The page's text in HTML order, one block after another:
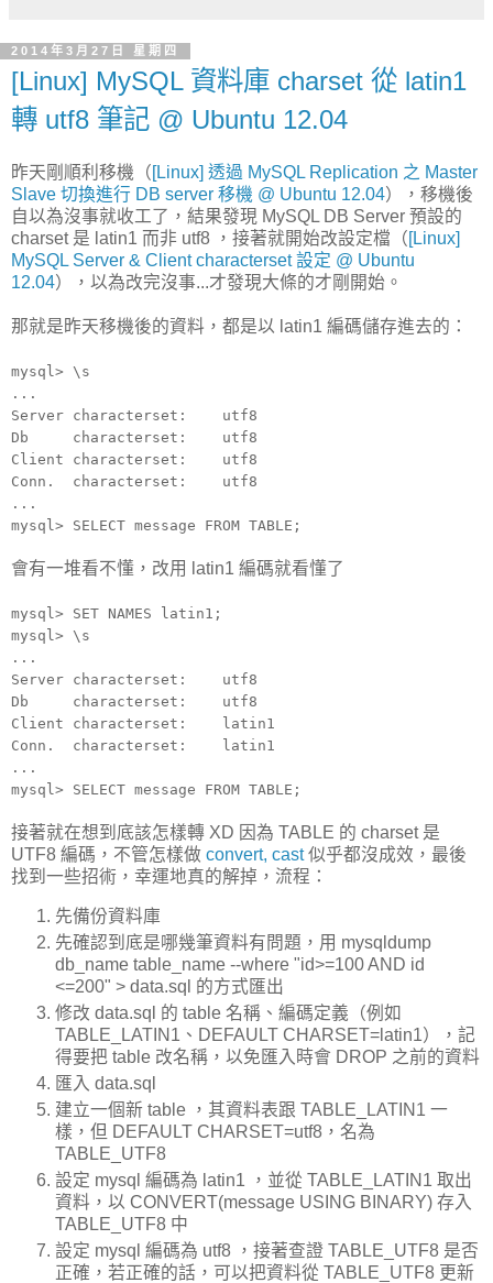
2014年3月27日 星期四
[Linux] MySQL 資料庫 charset 從 latin1
轉 utf8 筆記 @ Ubuntu 12.04
昨天剛順利移機（[Linux] 透過 MySQL Replication 之 Master
Slave 切換進行 DB server 移機 @ Ubuntu 12.04），移機後
自以為沒事就收工了，結果發現 MySQL DB Server 預設的
charset 是 latin1 而非 utf8 ，接著就開始改設定檔（[Linux]
MySQL Server & Client characterset 設定 @ Ubuntu
12.04），以為改完沒事...才發現大條的才剛開始。
那就是昨天移機後的資料，都是以 latin1 編碼儲存進去的：
mysql> \s
...
Server characterset: utf8
Db characterset: utf8
Client characterset: utf8
Conn. characterset: utf8
...
mysql> SELECT message FROM TABLE;
會有一堆看不懂，改用 latin1 編碼就看懂了
mysql> SET NAMES latin1;
mysql> \s
...
Server characterset: utf8
Db characterset: utf8
Client characterset: latin1
Conn. characterset: latin1
...
mysql> SELECT message FROM TABLE;
接著就在想到底該怎樣轉 XD 因為 TABLE 的 charset 是
UTF8 編碼，不管怎樣做 convert, cast似乎都沒成效，最後
找到一些招術，幸運地真的解掉，流程：
先備份資料庫
先確認到底是哪幾筆資料有問題，用 mysqldump
db_name table_name --where "id>=100 AND id
<=200" > data.sql 的方式匯出
修改 data.sql 的 table 名稱、編碼定義（例如
TABLE_LATIN1、DEFAULT CHARSET=latin1），記
得要把 table 改名稱，以免匯入時會 DROP 之前的資料
匯入 data.sql
建立一個新 table ，其資料表跟 TABLE_LATIN1 一
樣，但 DEFAULT CHARSET=utf8，名為
TABLE_UTF8
設定 mysql 編碼為 latin1 ，並從 TABLE_LATIN1 取出
資料，以 CONVERT(message USING BINARY) 存入
TABLE_UTF8 中
設定 mysql 編碼為 utf8 ，接著查證 TABLE_UTF8 是否
正確，若正確的話，可以把資料從 TABLE_UTF8 更新